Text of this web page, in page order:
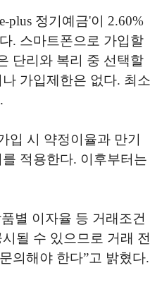
plus 정기예금'이 2.60%
. 스마트폰으로 가입할
단리와 복리 중 선택할
가입제한은 없다. 최소
입 시 약정이율과 만기
적용한다. 이후부터는
별 이자율 등 거래조건
될 수 있으므로 거래 전
의해야 한다”고 밝혔다.